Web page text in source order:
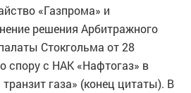
«Газпрома» и
решения Арбитражного
Стокгольма от 28
спору с НАК «Нафтогаз» в
газа» (конец цитаты). В